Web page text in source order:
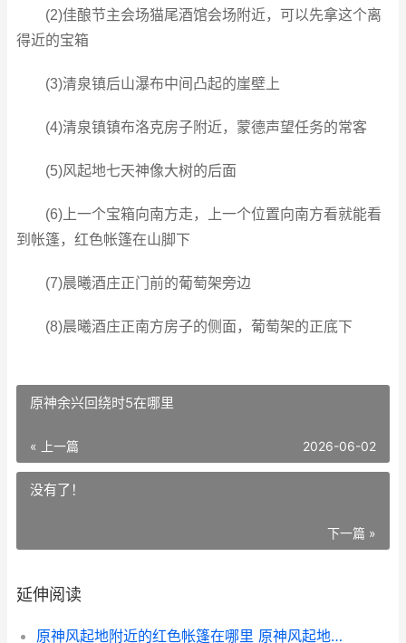
(2)佳酿节主会场猫尾酒馆会场附近，可以先拿这个离
得近的宝箱
(3)清泉镇后山瀑布中间凸起的崖壁上
(4)清泉镇镇布洛克房子附近，蒙德声望任务的常客
(5)风起地七天神像大树的后面
(6)上一个宝箱向南方走，上一个位置向南方看就能看
到帐篷，红色帐篷在山脚下
(7)晨曦酒庄正门前的葡萄架旁边
(8)晨曦酒庄正南方房子的侧面，葡萄架的正底下
原神余兴回绕时5在哪里
« 上一篇 2026-06-02
没有了！
下一篇 »
延伸阅读
原神风起地附近的红色帐篷在哪里 原神风起地右边传送点附近宝箱